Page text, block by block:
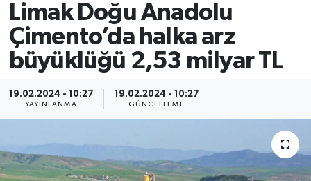
Limak Doğu Anadolu
Çimento’da halka arz
büyüklüğü 2,53 milyar TL
19.02.2024 - 10:27
YAYINLANMA
19.02.2024 - 10:27
GÜNCELLEME
Borsa
Emlak
Otomobil
Gizlilik Sözleşmesi
Borsa
Emlak
Emtia
BITCOIN